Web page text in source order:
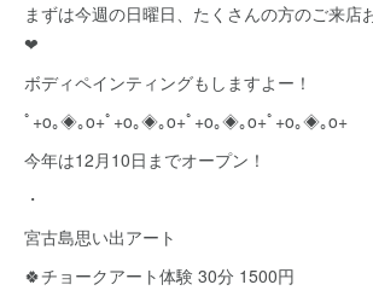
まずは今週の日曜日、たくさんの方のご来店
❤
ボディペインティングもしますよー！
ﾟ+o｡◈｡o+ﾟ+o｡◈｡o+ﾟ+o｡◈｡o+ﾟ+o｡◈｡o+
今年は12月10日までオープン！
・
宮古島思い出アート
🍀チョークアート体験 30分 1500円